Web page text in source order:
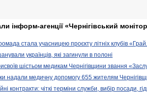
інформ-агенції «Чернігівський
стала учасницею проєкту літніх клубів
українців, які загинули в полоні
шістьом медикам Чернігівщини звання
надали медичну допомогу 655 жителям
контракти: чіткі терміни служби, вибір посади,